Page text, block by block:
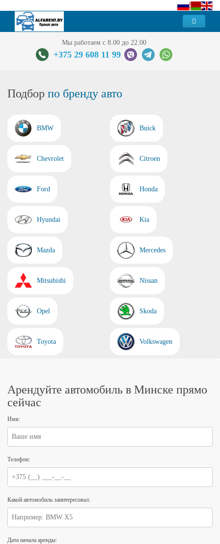
Мы работаем с 8.00 до 22.00
+375 29 608 11 99
Подбор по бренду авто
BMW Buick
Chevrolet Citroen
Ford Honda
Hyundai Kia
Mazda Mercedes
Mitsubishi Nissan
Opel Skoda
Toyota Volkswagen
Арендуйте автомобиль в Минске прямо
сейчас
Имя:
Телефон:
Какой автомобиль заинтересовал:
Дата начала аренды: